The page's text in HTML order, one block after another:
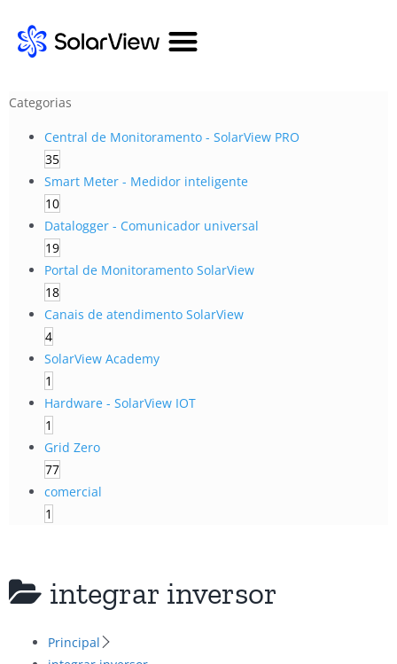
Categorias
Central de Monitoramento - SolarView PRO
35
Smart Meter - Medidor inteligente
10
Datalogger - Comunicador universal
19
Portal de Monitoramento SolarView
18
Canais de atendimento SolarView
4
SolarView Academy
1
Hardware - SolarView IOT
1
Grid Zero
77
comercial
1
integrar inversor
Principal